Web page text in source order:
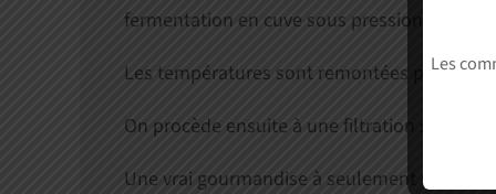
fermentation en cuve sous pression, en
Les températures sont remontées
On procède ensuite à une filtration sous
Une vrai gourmandise à seulement 5°
Les